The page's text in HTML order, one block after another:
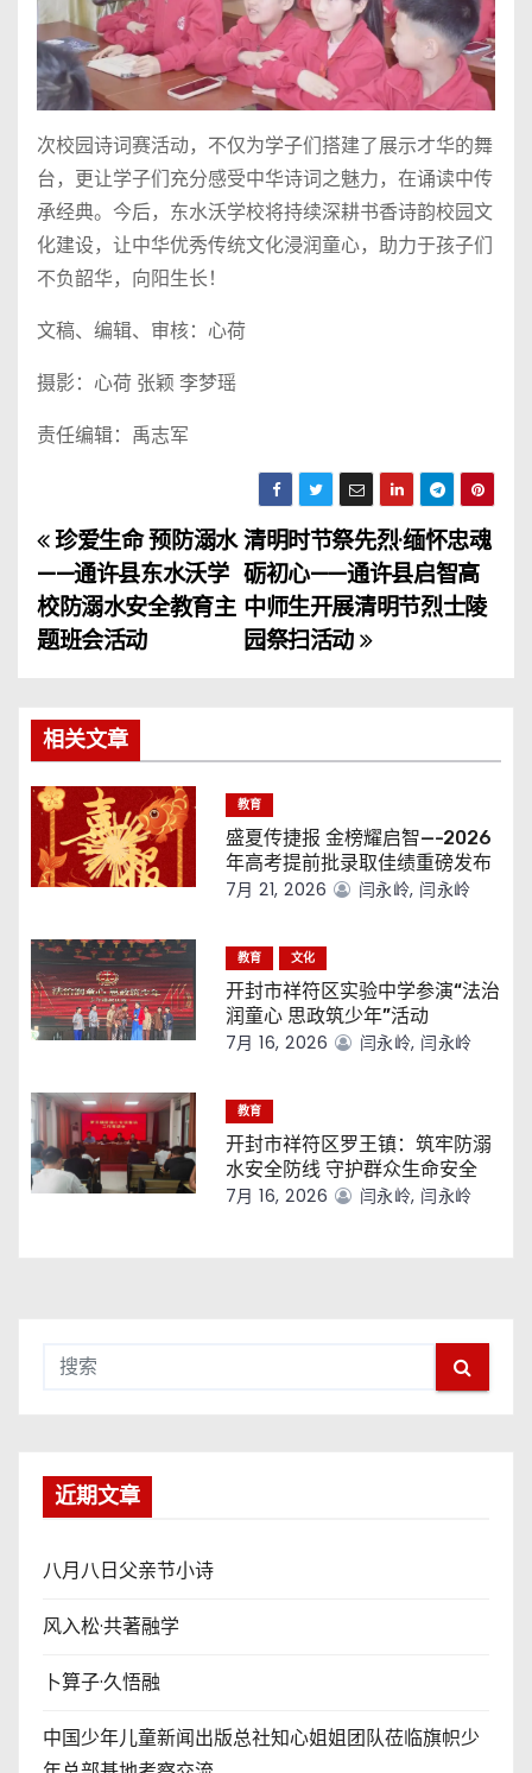
次校园诗词赛活动，不仅为学子们搭建了展示才华的舞
台，更让学子们充分感受中华诗词之魅力，在诵读中传
承经典。今后，东水沃学校将持续深耕书香诗韵校园文
化建设，让中华优秀传统文化浸润童心，助力于孩子们
不负韶华，向阳生长！
文稿、编辑、审核：心荷
摄影：心荷 张颖 李梦瑶
责任编辑：禹志军
文
章
导
清明时节祭先烈·缅怀忠魂
砺初心——通许县启智高
中师生开展清明节烈士陵
园祭扫活动
珍爱生命 预防溺水
——通许县东水沃学
校防溺水安全教育主
题班会活动
相关文章
教育
盛夏传捷报 金榜耀启智—-2026
年高考提前批录取佳绩重磅发布
7月 21, 2026 闫永岭, 闫永岭
教育 文化
开封市祥符区实验中学参演“法治
润童心 思政筑少年”活动
7月 16, 2026 闫永岭, 闫永岭
教育
开封市祥符区罗王镇：筑牢防溺
水安全防线 守护群众生命安全
7月 16, 2026 闫永岭, 闫永岭
近期文章
八月八日父亲节小诗
风入松·共著融学
卜算子·久悟融
中国少年儿童新闻出版总社知心姐姐团队莅临旗帜少